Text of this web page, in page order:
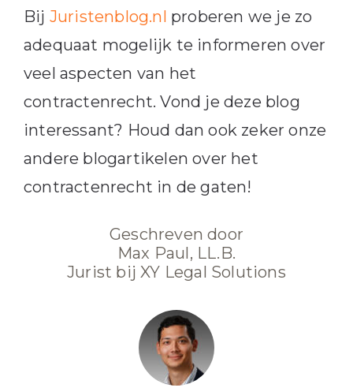
Bij Juristenblog.nl proberen we je zo
adequaat mogelijk te informeren over
veel aspecten van het
contractenrecht. Vond je deze blog
interessant? Houd dan ook zeker onze
andere blogartikelen over het
contractenrecht in de gaten!
Geschreven door
Max Paul, LL.B.
Jurist bij XY Legal Solutions